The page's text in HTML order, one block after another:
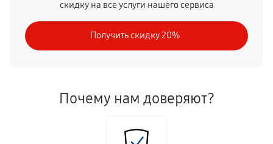
скидку на все услуги нашего сервиса
Получить скидку 20%
Почему нам доверяют?